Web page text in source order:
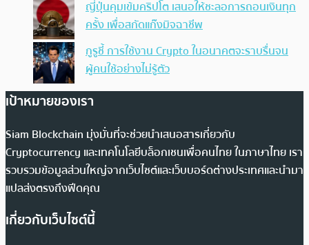
ญี่ปุ่นคุมเข้มคริปโต เสนอให้ชะลอการถอนเงินทุก
ครั้ง เพื่อสกัดแก๊งมิจฉาชีพ
กูรูชี้ การใช้งาน Crypto ในอนาคตจะราบรื่นจน
ผู้คนใช้อย่างไม่รู้ตัว
เป้าหมายของเรา
Siam Blockchain มุ่งมั่นที่จะช่วยนำเสนอสารเกี่ยวกับ
Cryptocurrency และเทคโนโลยีบล็อกเชนเพื่อคนไทย ในภาษาไทย เรา
รวบรวมข้อมูลส่วนใหญ่จากเว็บไซต์และเว็บบอร์ดต่างประเทศและนำมา
แปลส่งตรงถึงฟีดคุณ
เกี่ยวกับเว็บไซต์นี้